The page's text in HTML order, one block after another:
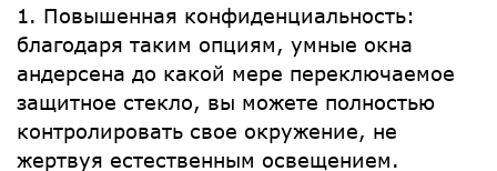
1. Повышенная конфиденциальность:
благодаря таким опциям, умные окна
андерсена до какой мере переключаемое
защитное стекло, вы можете полностью
контролировать свое окружение, не
жертвуя естественным освещением.